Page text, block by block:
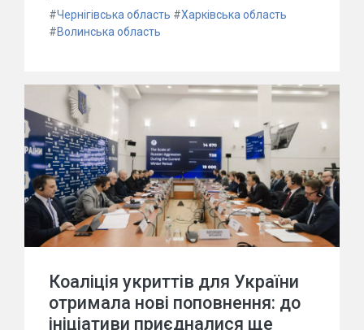
#Чернігівська область #Харківська область
#Волинська область
Коаліція укриттів для України
отримала нові поповнення: до
ініціативи приєдналися ще